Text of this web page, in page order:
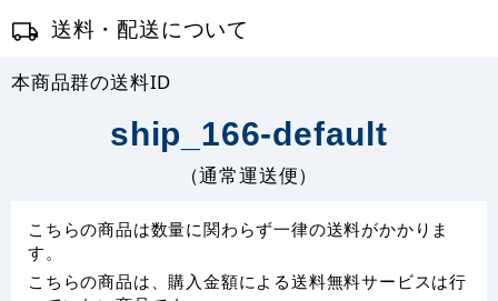
送料・配送について
本商品群の送料ID
ship_166-default
（通常運送便）
こちらの商品は数量に関わらず一律の送料がかかりま
す。
こちらの商品は、購入金額による送料無料サービスは行